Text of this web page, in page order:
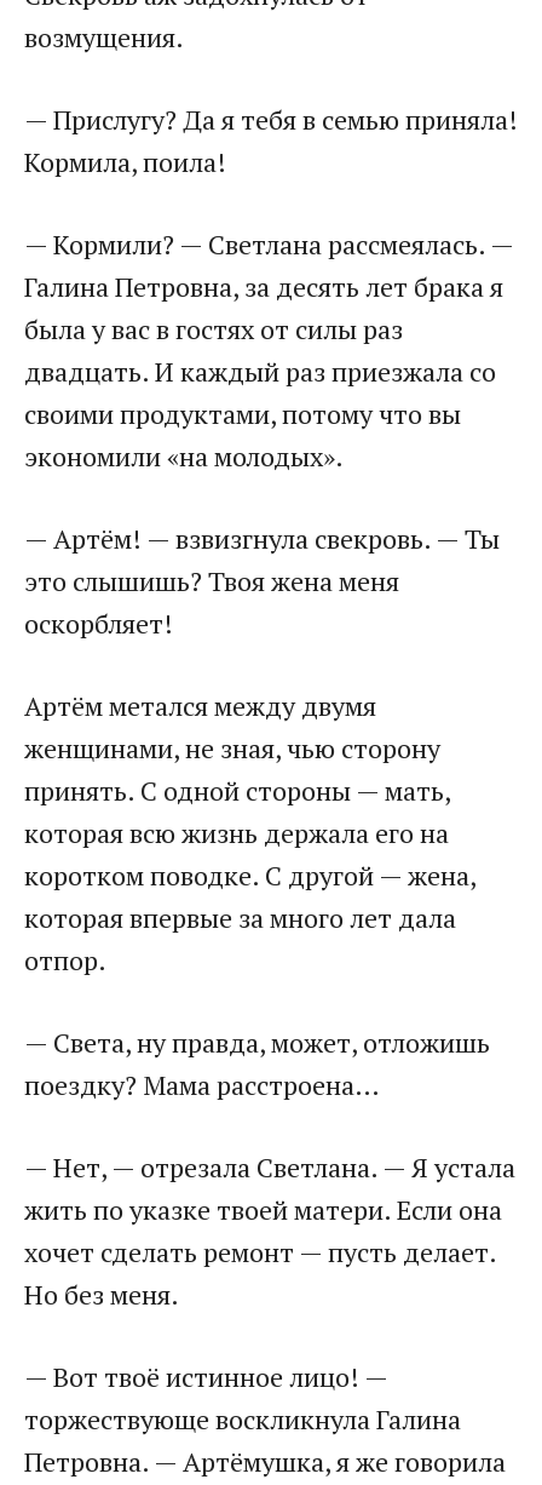
возмущения.
— Прислугу? Да я тебя в семью приняла!
Кормила, поила!
— Кормили? — Светлана рассмеялась. —
Галина Петровна, за десять лет брака я
была у вас в гостях от силы раз
двадцать. И каждый раз приезжала со
своими продуктами, потому что вы
экономили «на молодых».
— Артём! — взвизгнула свекровь. — Ты
это слышишь? Твоя жена меня
оскорбляет!
Артём метался между двумя
женщинами, не зная, чью сторону
принять. С одной стороны — мать,
которая всю жизнь держала его на
коротком поводке. С другой — жена,
которая впервые за много лет дала
отпор.
— Света, ну правда, может, отложишь
поездку? Мама расстроена…
— Нет, — отрезала Светлана. — Я устала
жить по указке твоей матери. Если она
хочет сделать ремонт — пусть делает.
Но без меня.
— Вот твоё истинное лицо! —
торжествующе воскликнула Галина
Петровна. — Артёмушка, я же говорила